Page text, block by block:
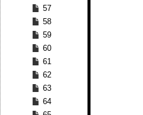
57
58
59
60
61
62
63
64